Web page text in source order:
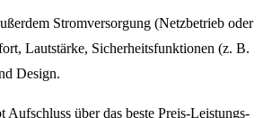
Stromversorgung (Netzbetrieb oder
Lautstärke, Sicherheitsfunktionen (z. B.
Design.
Aufschluss über das beste Preis-Leistungs-